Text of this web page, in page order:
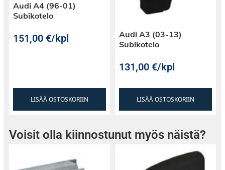
Audi A4 (96-01)
Subikotelo
151,00€/kpl
LISÄÄ OSTOSKORIIN
Audi A3 (03-13)
Subikotelo
131,00€/kpl
LISÄÄ OSTOSKORIIN
Voisit olla kiinnostunut myös näistä?